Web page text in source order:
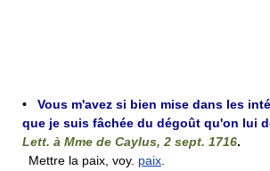
• Vous m'avez si bien mise dans les
que je suis fâchée du dégoût qu'on lui
Lett. à Mme de Caylus, 2 sept. 1716.
Mettre la paix, voy. paix